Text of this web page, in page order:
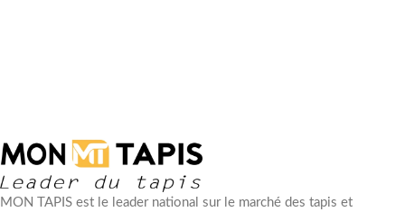
MON TAPIS est le leader national sur le marché des tapis et